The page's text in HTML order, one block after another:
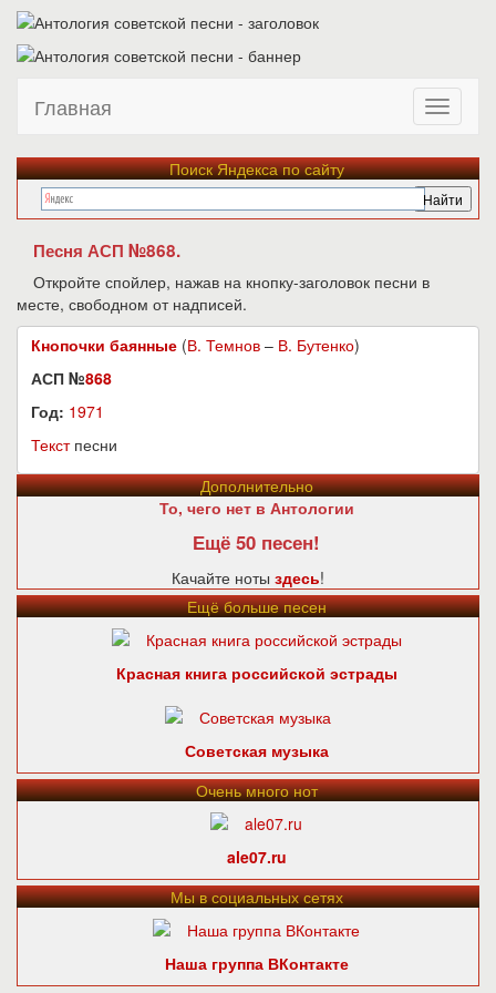
Главная
Поиск Яндекса по сайту
Песня АСП №868.
Откройте спойлер, нажав на кнопку-заголовок песни в
месте, свободном от надписей.
Кнопочки баянные (В. Темнов – В. Бутенко)
АСП №868
Год: 1971
Текстпесни
Дополнительно
То, чего нет в Антологии
Ещё 50 песен!
Качайте ноты здесь!
Ещё больше песен
Красная книга российской эстрады
Советская музыка
Очень много нот
ale07.ru
Мы в социальных сетях
Наша группа ВКонтакте